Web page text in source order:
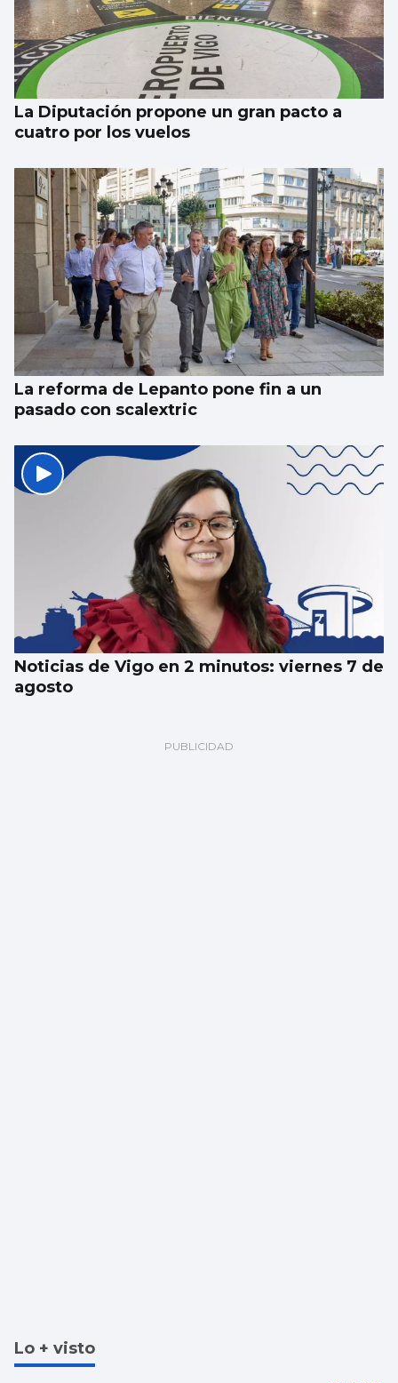
SUCESOS
Un guardia civil gallego mata su expareja y
es abatido por sus compañeros en Llanes
La Diputación propone un gran pacto a
cuatro por los vuelos
La reforma de Lepanto pone fin a un
pasado con scalextric
Noticias de Vigo en 2 minutos: viernes 7 de
agosto
Lo + visto